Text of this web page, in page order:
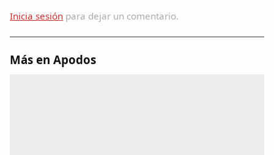
Inicia sesión para dejar un comentario.
Más en Apodos